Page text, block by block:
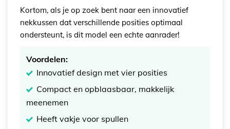
Kortom, als je op zoek bent naar een innovatief
nekkussen dat verschillende posities optimaal
ondersteunt, is dit model een echte aanrader!
Voordelen:
Innovatief design met vier posities
Compact en opblaasbaar, makkelijk
meenemen
Heeft vakje voor spullen